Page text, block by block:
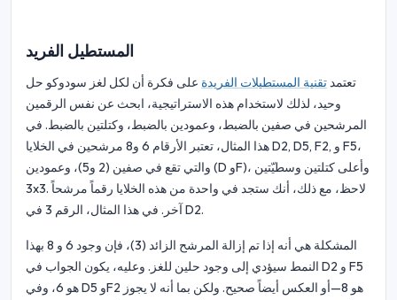
المستطيل الفريد
تعتمدتقنية المستطيلات الفريدة على فكرة أن لكل لغز سودوكو حل
وحيد، لذلك لاستخدام هذه الاستراتيجية، ابحث عن نفس الرقمين
المرشحين في صفين بالضبط، وعمودين بالضبط، وكتلتين بالضبط. في
هذا المثال، تعتبر الأرقام 6 و8 مرشحين في الخلايا D2, D5, F2, و F5،
والتي تقع في صفين (2 و5)، وعمودين (D وF)، وأعلى كتلتين وسطيّتين
3x3. لاحظ، مع ذلك، أنك ستجد في واحدة من هذه الخلايا رقماً مرشحاً
آخر. في هذا المثال، الرقم 3 في D2.
المشكلة هي أنه إذا تم إزالة المرشح الزائد (3)، فإن وجود 6 و 8 بهذا
النمط سيؤدي إلى وجود حلين للغز. وعليه، يكون الجواب في D2 و F5
هو 6، وفي D5 وF2 هو 8—أو العكس أيضاً صحيح. ولكن بما أنه لا يجوز